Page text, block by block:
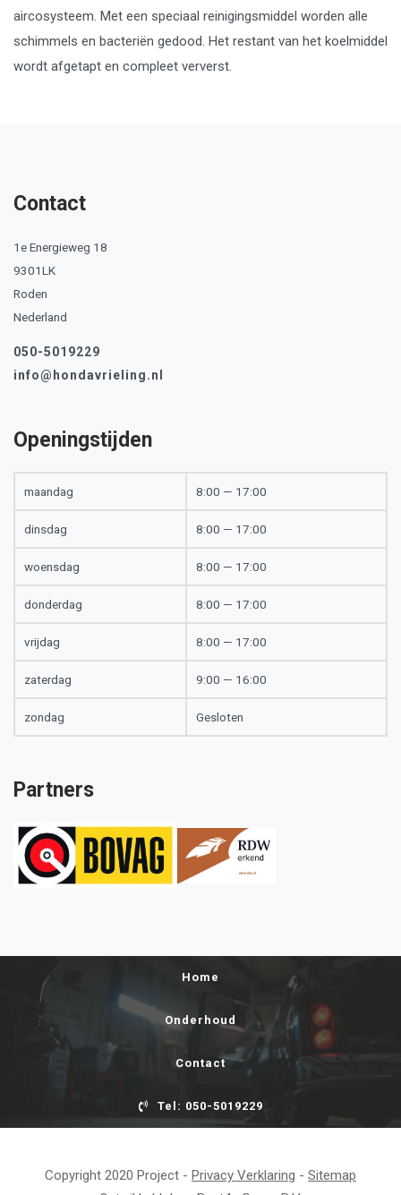
aircosysteem. Met een speciaal reinigingsmiddel worden alle
schimmels en bacteriën gedood. Het restant van het koelmiddel
wordt afgetapt en compleet ververst.
Contact
1e Energieweg 18
9301LK
Roden
Nederland
050-5019229
info@hondavrieling.nl
Openingstijden
maandag 8:00 — 17:00
dinsdag 8:00 — 17:00
woensdag 8:00 — 17:00
donderdag 8:00 — 17:00
vrijdag 8:00 — 17:00
zaterdag 9:00 — 16:00
zondag Gesloten
Partners
Home
Onderhoud
Contact
Tel: 050-5019229
Copyright 2020 Project - Privacy Verklaring - Sitemap